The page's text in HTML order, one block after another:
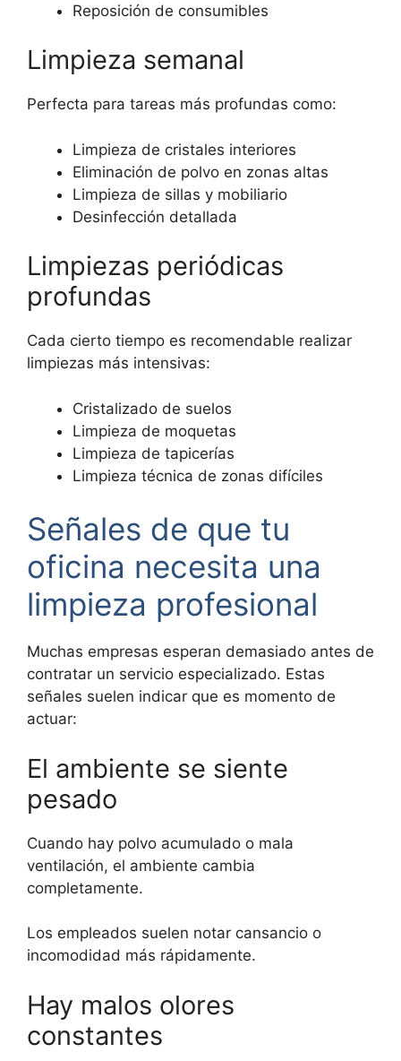
Reposición de consumibles
Limpieza semanal
Perfecta para tareas más profundas como:
Limpieza de cristales interiores
Eliminación de polvo en zonas altas
Limpieza de sillas y mobiliario
Desinfección detallada
Limpiezas periódicas
profundas
Cada cierto tiempo es recomendable realizar
limpiezas más intensivas:
Cristalizado de suelos
Limpieza de moquetas
Limpieza de tapicerías
Limpieza técnica de zonas difíciles
Señales de que tu
oficina necesita una
limpieza profesional
Muchas empresas esperan demasiado antes de
contratar un servicio especializado. Estas
señales suelen indicar que es momento de
actuar:
El ambiente se siente
pesado
Cuando hay polvo acumulado o mala
ventilación, el ambiente cambia
completamente.
Los empleados suelen notar cansancio o
incomodidad más rápidamente.
Hay malos olores
constantes